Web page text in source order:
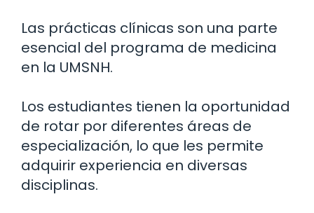
Las prácticas clínicas son una parte
esencial del programa de medicina
en la UMSNH.
Los estudiantes tienen la oportunidad
de rotar por diferentes áreas de
especialización, lo que les permite
adquirir experiencia en diversas
disciplinas.